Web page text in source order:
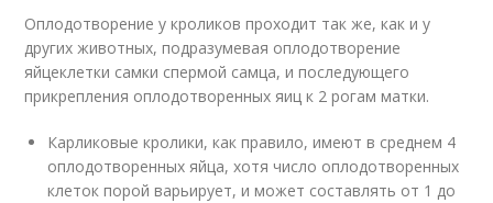
Оплодотворение у кроликов проходит так же, как и у
других животных, подразумевая оплодотворение
яйцеклетки самки спермой самца, и последующего
прикрепления оплодотворенных яиц к 2 рогам матки.
Карликовые кролики, как правило, имеют в среднем 4
оплодотворенных яйца, хотя число оплодотворенных
клеток порой варьирует, и может составлять от 1 до